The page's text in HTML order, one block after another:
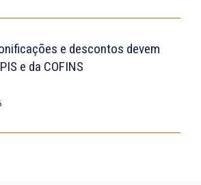
e descontos devem
e da COFINS